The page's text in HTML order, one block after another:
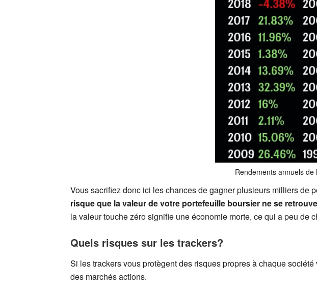
Rendements annuels de
Vous sacrifiez donc ici les chances de gagner plusieurs milliers de
risque que la valeur de votre portefeuille boursier ne se
la valeur touche zéro signifie une économie morte, ce qui a peu de
Quels risques sur les trackers?
Si les trackers vous protègent des risques propres à chaque
des marchés actions.